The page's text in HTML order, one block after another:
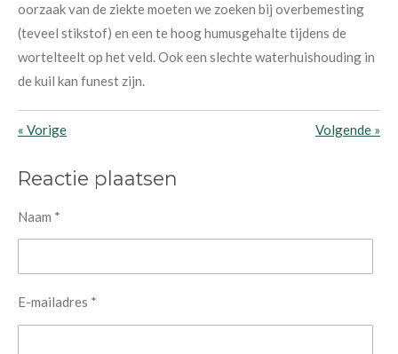
oorzaak van de ziekte moeten we zoeken bij overbemesting
(teveel stikstof) en een te hoog humusgehalte tijdens de
wortelteelt op het veld. Ook een slechte waterhuishouding in
de kuil kan funest zijn.
« Vorige Volgende »
Reactie plaatsen
Naam *
E-mailadres *